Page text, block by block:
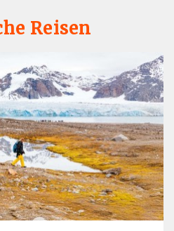
Reisen